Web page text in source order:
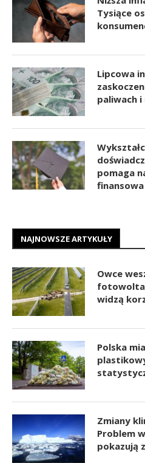
Tysiące
Lipcowa
paliwach
pomaga
finansowa
NAJNOWSZE ARTYKUŁY
Owce
widzą
Polska
Zmiany
Problem
pokazują